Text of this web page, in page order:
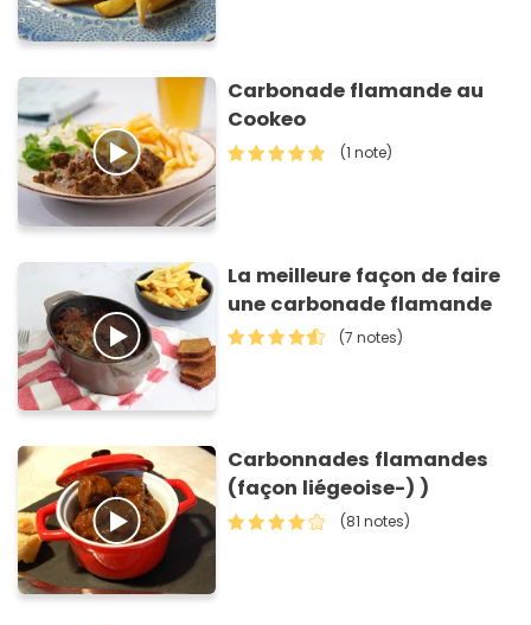
Carbonade flamande au
Cookeo
(1 note)
La meilleure façon de faire
une carbonade flamande
(7 notes)
Carbonnades flamandes
(façon liégeoise-) )
(81 notes)